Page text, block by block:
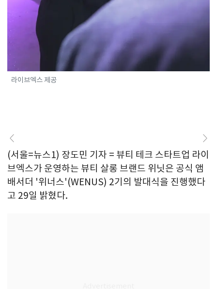
라이브엑스 제공
(서울=뉴스1) 장도민 기자 = 뷰티 테크 스타트업 라이
브엑스가 운영하는 뷰티 살롱 브랜드 위닛은 공식 앰
배서더 '위너스'(WENUS) 2기의 발대식을 진행했다
고 29일 밝혔다.